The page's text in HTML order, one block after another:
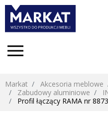
Markat Akcesoria meblowe
Zabudowy aluminiowe
Profil łączący RAMA nr